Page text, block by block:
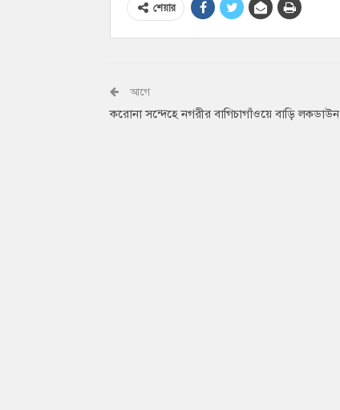
শেয়ার
আগে
করোনা সন্দেহে নগরীর বাগিচাগাঁওয়ে বাড়ি লকডাউন